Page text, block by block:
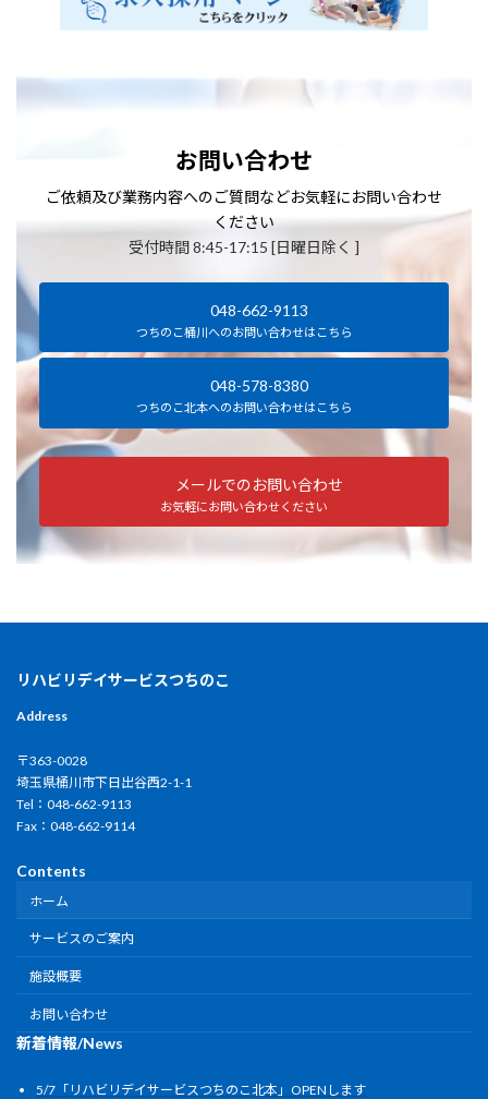
お問い合わせ
ご依頼及び業務内容へのご質問などお気軽にお問い合わせ
ください
受付時間 8:45-17:15 [日曜日除く ]
048-662-9113
つちのこ桶川へのお問い合わせはこちら
048-578-8380
つちのこ北本へのお問い合わせはこちら
メールでのお問い合わせ
お気軽にお問い合わせください
リハビリデイサービスつちのこ
Address
〒363-0028
埼玉県桶川市下日出谷西2-1-1
Tel：048-662-9113
Fax：048-662-9114
Contents
ホーム
サービスのご案内
施設概要
お問い合わせ
新着情報/News
5/7「リハビリデイサービスつちのこ北本」OPENします